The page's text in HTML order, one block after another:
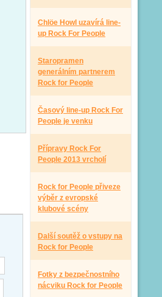
Chlöe Howl uzavírá line-
up Rock For People
Staropramen
generálním partnerem
Rock for People
Časový line-up Rock For
People je venku
Přípravy Rock For
People 2013 vrcholí
Rock for People přiveze
výběr z evropské
klubové scény
Další soutěž o vstupy na
Rock for People
Fotky z bezpečnostního
nácviku Rock for People